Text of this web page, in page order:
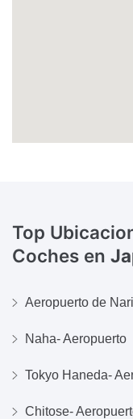
Top
Coches en
Aeropuerto de
Naha- Aeropuerto
Tokyo Haneda-
Chitose-